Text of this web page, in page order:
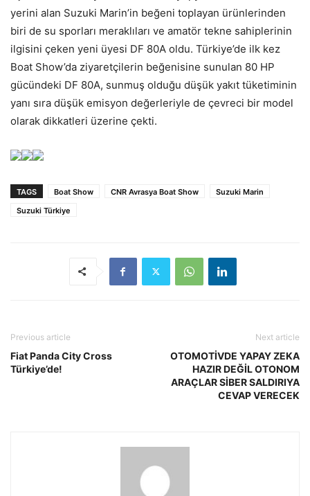
yerini alan Suzuki Marin’in beğeni toplayan ürünlerinden
biri de su sporları meraklıları ve amatör tekne sahiplerinin
ilgisini çeken yeni üyesi DF 80A oldu. Türkiye’de ilk kez
Boat Show’da ziyaretçilerin beğenisine sunulan 80 HP
gücündeki DF 80A, sunmuş olduğu düşük yakıt tüketiminin
yanı sıra düşük emisyon değerleriyle de çevreci bir model
olarak dikkatleri üzerine çekti.
TAGS Boat Show CNR Avrasya Boat Show
Suzuki Marin
Suzuki Türkiye
Previous article
Fiat Panda City Cross
Türkiye’de!
Next article
OTOMOTİVDE YAPAY ZEKA
HAZIR DEĞİL OTONOM
ARAÇLAR SİBER SALDIRIYA
CEVAP VERECEK